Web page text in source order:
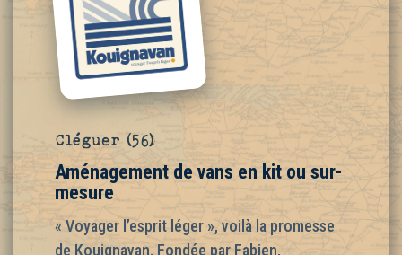
Cléguer (56)
Aménagement de vans en kit ou sur-
mesure
« Voyager l’esprit léger », voilà la promesse
de Kouignavan. Fondée par Fabien,